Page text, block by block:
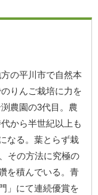
の平川市で自然本
りんご栽培に力を
農園の3代目。農
から半世紀以上も
なる。葉とらず栽
その方法に究極の
を積んでいる。青
」にて連続優賞を